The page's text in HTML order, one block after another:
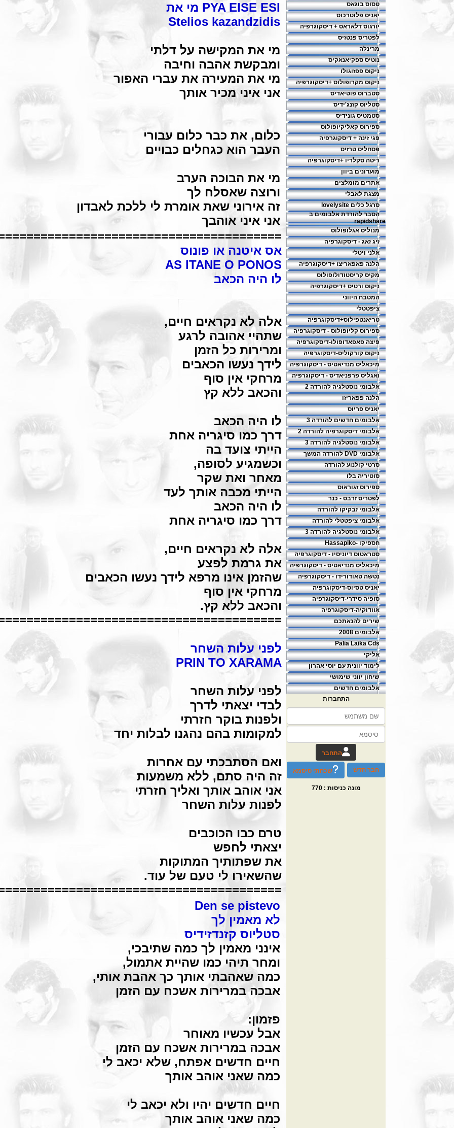
טסוס בוגאס
יאניס פלוטרכוס
יורגוס דלאראס + דיסקוגרפיה
לפטריס פנטזיס
מרינלה
נוטיס ספקיאנאקיס
ניקוס פפזוגולו
ניקוס מקרופולוס +דיסקוגרפיה
סטברוס פוטיאדיס
סטליוס קזנג'ידיס
סטמטיס גונידיס
ספירוס קאליקיופולוס
פגי זינה + דיסקוגרפיה
פסחליס טרזיס
ריטה סקלריו +דיסקוגרפיה
מועדונים ביוון
אתרים מומלצים
מצגת לאבלי
סרגל כלים lovelysite
הסבר להורדת אלבומים ב
rapidshare
מנוליס אגלופולוס
זיג זאג - דיסקוגרפיה
אלני ויטלי
הלנה פאפאריצו +דיסקוגרפיה
מקיס קריסטודולופולוס
ניקוס ורטיס +דיסקוגרפיה
המטבח היווני
ציפטטלי
טריאנטפילוס+דיסקוגרפיה
ספירוס קליופולוס - דיסקוגרפיה
פיצה פאפאדופולו-דיסקוגרפיה
ניקוס קורקוליס-דיסקוגרפיה
מיכאליס מנדיאטיס - דיסקוגרפיה
ואגליס פרפניאדיס - דיסקוגרפיה
אלבומי נוסטלגיה להורדה 2
הלנה פפאריזו
יאניס פריוס
אלבומים חדשים להורדה 3
אלבומי דיסקוגרפיה להורדה 2
אלבומי נוסטלגיה להורדה 3
אלבומי DVD להורדה המשך
סרטי קולנוע להורדה
סוטיריה בלו
ספירוס זגוראוס
לפטריס זרבס - כנר
אלבומי זבקיקו להורדה
אלבומי ציפטטלי להורדה
אלבומי נוסטלגיה להורדה 3
חספיקו -Hassapiko
סטראטוס דיוניסיו - דיסקוגרפיה
מיכאליס מנדיאטיס - דיסקוגרפיה
נטשה טאודורידו - דיסקוגרפיה
יאניס טסיוס-דיסקוגרפיה
סופיה סידרי-דיסקוגרפיה
אוודוקיה-דיסקוגרפיה
שירים להנאתכם
אלבומים 2008
Palia Laika Cds
אליקי
לימוד יוונית עם יוסי אהרון
שיחון יווני שימושי
אלבומים חדשים
התחברות
התחבר
חבר חדש שכחתי סיסמא
מונה כניסות :770
PYA EISE ESI מי את
Stelios kazandzidis
מי את המקישה על דלתי
ומבקשת אהבה וחיבה
מי את המעירה את עברי האפור
אני איני מכיר אותך
כלום, את כבר כלום עבורי
העבר הוא כגחלים כבויים
מי את הבוכה הערב
ורוצה שאסלח לך
זה אירוני שאת אומרת לי ללכת לאבדון
אני איני אוהבך
אס איטנה או פונוס
AS ITANE O PONOS
לו היה הכאב
אלה לא נקראים חיים,
שתהיי אהובה לרגע
ומרירות כל הזמן
לידך נעשו הכאבים
מרחקי אין סוף
והכאב ללא קץ
לו היה הכאב
דרך כמו סיגריה אחת
הייתי צועד בה
וכשמגיע לסופה,
מאחר ואת שקר
הייתי מכבה אותך לעד
לו היה הכאב
דרך כמו סיגריה אחת
אלה לא נקראים חיים,
את גרמת לפצע
שהזמן אינו מרפא לידך נעשו הכאבים
מרחקי אין סוף
והכאב ללא קץ.
לפני עלות השחר
PRIN TO XARAMA
לפני עלות השחר
לבדי יצאתי לדרך
ולפנות בוקר חזרתי
למקומות בהם נהגנו לבלות יחד
ואם הסתבכתי עם אחרות
זה היה סתם, ללא משמעות
אני אוהב אותך ואליך חזרתי
לפנות עלות השחר
טרם כבו הכוכבים
יצאתי לחפש
את שפתותיך המתוקות
שהשאירו לי טעם של עוד.
Den se pistevo
לא מאמין לך
סטליוס קזנדזידיס
אינני מאמין לך כמה שתיבכי,
ומחר תיהי כמו שהיית אתמול,
כמה שאהבתי אותך כך אהבת אותי,
אבכה במרירות אשכח עם הזמן
פזמון:
אבל עכשיו מאוחר
אבכה במרירות אשכח עם הזמן
חיים חדשים אפתח, שלא יכאב לי
כמה שאני אוהב אותך
חיים חדשים יהיו ולא יכאב לי
כמה שאני אוהב אותך